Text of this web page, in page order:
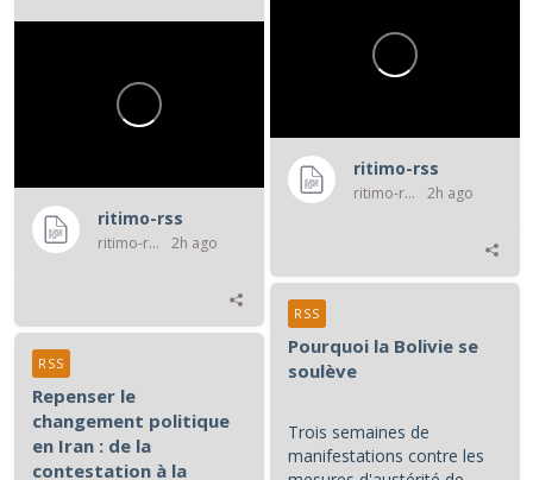
ritimo-rss
ritimo-rss 2h ago
ritimo-rss
ritimo-rss 2h ago
Pourquoi la Bolivie se
soulève
Trois semaines de
manifestations contre les
RSS
Repenser le
changement politique
en Iran : de la
contestation à la
RSS